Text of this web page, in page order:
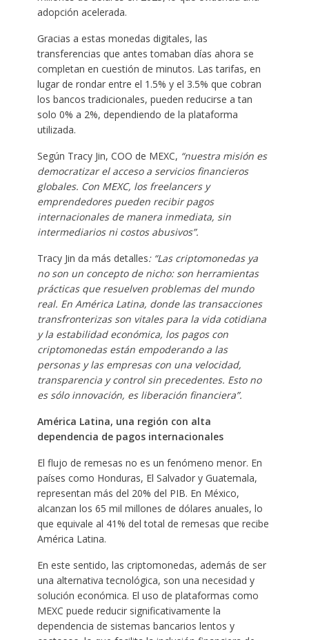
adopción acelerada.
Gracias a estas monedas digitales, las
transferencias que antes tomaban días ahora se
completan en cuestión de minutos. Las tarifas, en
lugar de rondar entre el 1.5% y el 3.5% que cobran
los bancos tradicionales, pueden reducirse a tan
solo 0% a 2%, dependiendo de la plataforma
utilizada.
Según Tracy Jin, COO de MEXC, “nuestra misión es
democratizar el acceso a servicios financieros
globales. Con MEXC, los freelancers y
emprendedores pueden recibir pagos
internacionales de manera inmediata, sin
intermediarios ni costos abusivos”.
Tracy Jin da más detalles: “Las criptomonedas ya
no son un concepto de nicho: son herramientas
prácticas que resuelven problemas del mundo
real. En América Latina, donde las transacciones
transfronterizas son vitales para la vida cotidiana
y la estabilidad económica, los pagos con
criptomonedas están empoderando a las
personas y las empresas con una velocidad,
transparencia y control sin precedentes. Esto no
es sólo innovación, es liberación financiera”.
América Latina, una región con alta
dependencia de pagos internacionales
El flujo de remesas no es un fenómeno menor. En
países como Honduras, El Salvador y Guatemala,
representan más del 20% del PIB. En México,
alcanzan los 65 mil millones de dólares anuales, lo
que equivale al 41% del total de remesas que recibe
América Latina.
En este sentido, las criptomonedas, además de ser
una alternativa tecnológica, son una necesidad y
solución económica. El uso de plataformas como
MEXC puede reducir significativamente la
dependencia de sistemas bancarios lentos y